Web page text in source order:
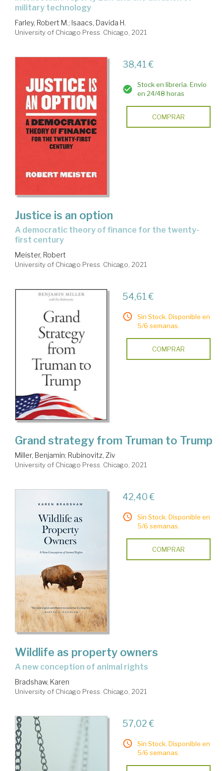
military technology
Farley, Robert M.; Isaacs, Davida H.
University of Chicago Press. Chicago, 2021
38,41 €
Stock en librería. Envío
en 24/48 horas
COMPRAR
Justice is an option
a democratic theory of finance for the twenty-
first century
Meister, Robert
University of Chicago Press. Chicago, 2021
54,61 €
Sin Stock. Disponible en
5/6 semanas.
COMPRAR
Grand strategy from Truman to Trump
Miller, Benjamin; Rubinovitz, Ziv
University of Chicago Press. Chicago, 2021
42,40 €
Sin Stock. Disponible en
5/6 semanas.
COMPRAR
Wildlife as property owners
a new conception of animal rights
Bradshaw, Karen
University of Chicago Press. Chicago, 2021
57,02 €
Sin Stock. Disponible en
5/6 semanas.